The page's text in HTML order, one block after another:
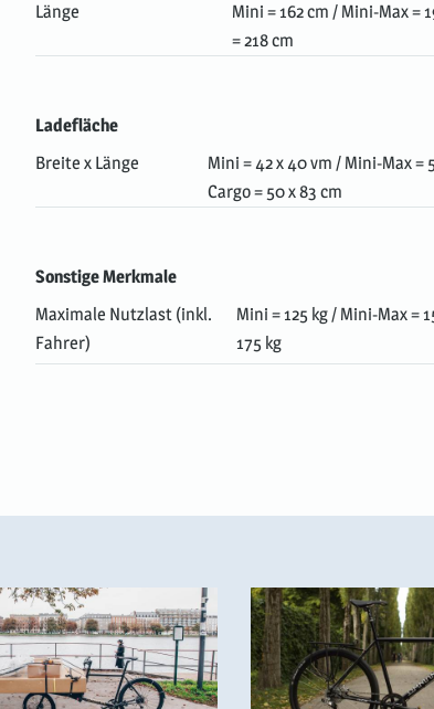
Länge
Mini = 162 cm / Mini-Max =
= 218 cm
Ladefläche
Breite x Länge
Mini = 42 x 40 vm / Mini-Max =
Cargo = 50 x 83 cm
Sonstige Merkmale
Maximale Nutzlast (inkl.
Fahrer)
Mini = 125 kg / Mini-Max =
175 kg